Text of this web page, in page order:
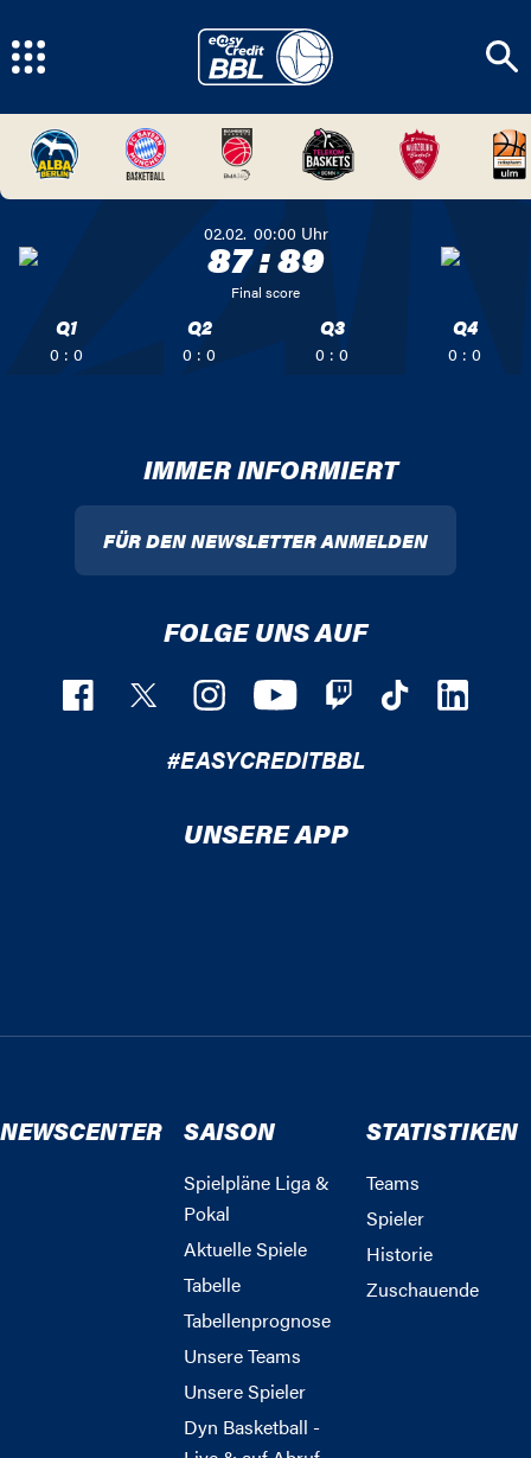
02.02. 00:00 Uhr
87:89
Final score
Q1
0 : 0
Q2
0 : 0
Q3
0 : 0
Q4
0 : 0
IMMER INFORMIERT
FÜR DEN NEWSLETTER ANMELDEN
FOLGE UNS AUF
#EASYCREDITBBL
UNSERE APP
NEWSCENTER SAISON
Spielpläne Liga &
Pokal
Aktuelle Spiele
Tabelle
Tabellenprognose
Unsere Teams
Unsere Spieler
Dyn Basketball -
STATISTIKEN
Teams
Spieler
Historie
Zuschauende